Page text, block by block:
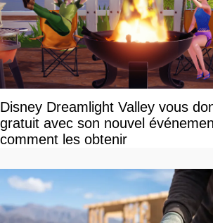
Disney Dreamlight Valley vous
gratuit avec son nouvel
comment les obtenir